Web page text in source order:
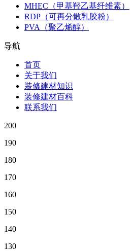
MHEC（甲基羟乙基纤维素）
RDP（可再分散乳胶粉）
PVA（聚乙烯醇）
导航
首页
关于我们
装修建材知识
装修建材百科
联系我们
200
190
180
170
160
150
140
130